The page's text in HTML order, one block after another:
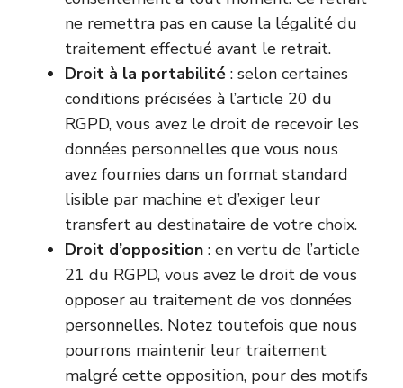
ne remettra pas en cause la légalité du
traitement effectué avant le retrait.
Droit à la portabilité : selon certaines
conditions précisées à l’article 20 du
RGPD, vous avez le droit de recevoir les
données personnelles que vous nous
avez fournies dans un format standard
lisible par machine et d’exiger leur
transfert au destinataire de votre choix.
Droit d’opposition : en vertu de l’article
21 du RGPD, vous avez le droit de vous
opposer au traitement de vos données
personnelles. Notez toutefois que nous
pourrons maintenir leur traitement
malgré cette opposition, pour des motifs